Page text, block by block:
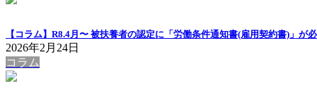
【コラム】R8.4月〜 被扶養者の認定に「労働条件通知書(雇用契約書)」が
2026年2月24日
コラム